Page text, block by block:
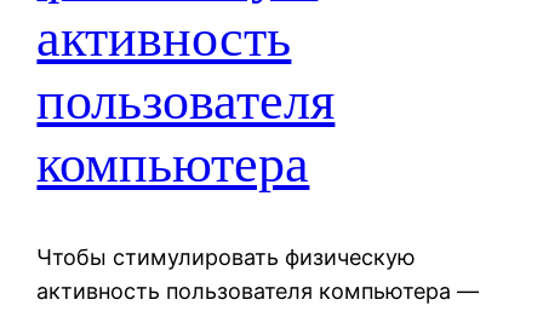
активность
пользователя
компьютера
Чтобы стимулировать физическую
активность пользователя компьютера —